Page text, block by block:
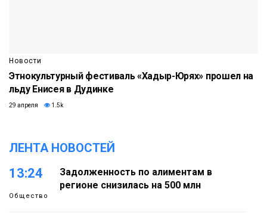
Новости
Этнокультурный фестиваль «Хадыр-Юрях» прошел на
льду Енисея в Дудинке
29 апреля 1.5k
ЛЕНТА НОВОСТЕЙ
13:24
Общество
Задолженность по алиментам в
регионе снизилась на 500 млн